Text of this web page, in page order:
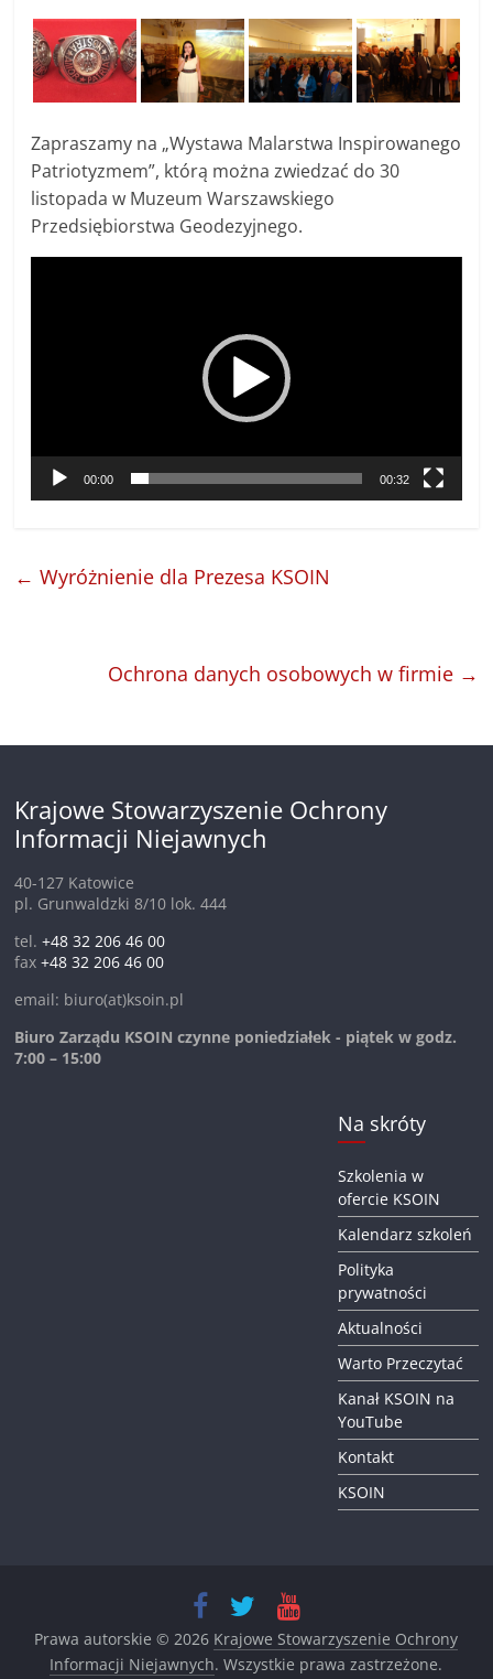
Zapraszamy na „Wystawa Malarstwa Inspirowanego
Patriotyzmem”, którą można zwiedzać do 30
listopada w Muzeum Warszawskiego
Przedsiębiorstwa Geodezyjnego.
00:00 00:32
← Wyróżnienie dla Prezesa KSOIN
Ochrona danych osobowych w firmie →
Krajowe Stowarzyszenie Ochrony
Informacji Niejawnych
40-127 Katowice
pl. Grunwaldzki 8/10 lok. 444
tel.+48 32 206 46 00
fax+48 32 206 46 00
email: biuro(at)ksoin.pl
Biuro Zarządu KSOIN czynne poniedziałek - piątek w godz.
7:00 – 15:00
Na skróty
Szkolenia w
ofercie KSOIN
Kalendarz szkoleń
Polityka
prywatności
Aktualności
Warto Przeczytać
Kanał KSOIN na
YouTube
Kontakt
KSOIN
Prawa autorskie © 2026 Krajowe Stowarzyszenie Ochrony
Informacji Niejawnych. Wszystkie prawa zastrzeżone.